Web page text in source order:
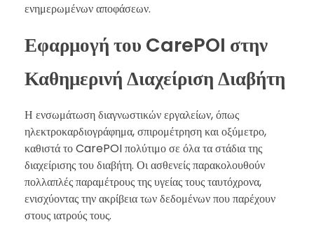
ενημερωμένων αποφάσεων.
Εφαρμογή του CarePOI στην
Καθημερινή Διαχείριση Διαβήτη
Η ενσωμάτωση διαγνωστικών εργαλείων, όπως
ηλεκτροκαρδιογράφημα, σπιρομέτρηση και οξύμετρο,
καθιστά το CarePOI πολύτιμο σε όλα τα στάδια της
διαχείρισης του διαβήτη. Οι ασθενείς παρακολουθούν
πολλαπλές παραμέτρους της υγείας τους ταυτόχρονα,
ενισχύοντας την ακρίβεια των δεδομένων που παρέχουν
στους ιατρούς τους.